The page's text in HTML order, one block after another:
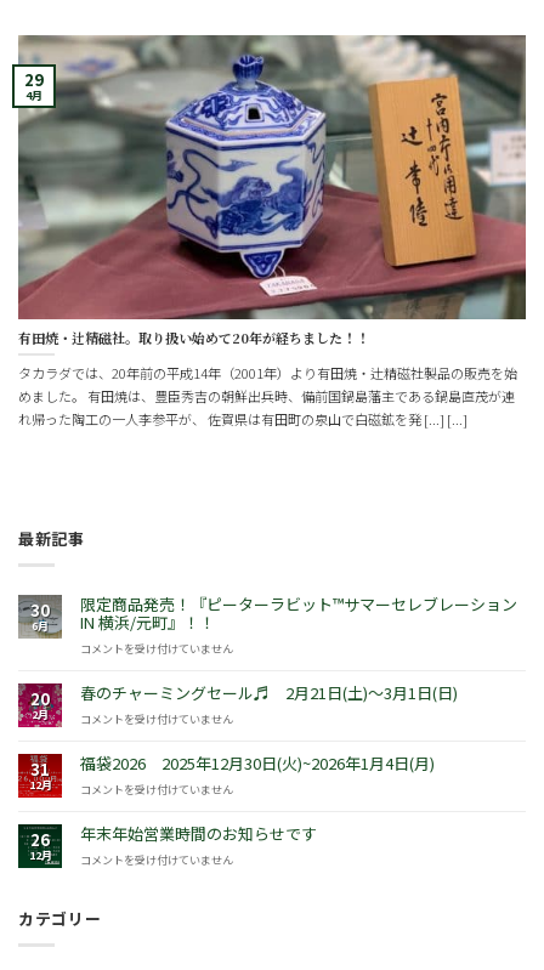
有田焼・辻精磁社。取り扱い始めて20年が経ちました！！
タカラダでは、20年前の平成14年（2001年）より有田焼・辻精磁社製品の販売を始
めました。 有田焼は、豊臣秀吉の朝鮮出兵時、備前国鍋島藩主である鍋島直茂が連
れ帰った陶工の一人李参平が、 佐賀県は有田町の泉山で白磁鉱を発 [...] [...]
29
4月
最新記事
30
6月
限定商品発売！『ピーターラビット™サマーセレブレーション
IN 横浜/元町』！！
限
商
品
発
『ピ
ラ
ビ
™
コメントを受け付けていません
20
2月
春のチャーミングセール♬ 2月21日(土)～3月1日(日)
春
チ
ャ
ー
ン
ル
コメントを受け付けていません
31
12月
福袋2026 2025年12月30日(火)~2026年1月4日(月)
福
2026
2025
年
30
コメントを受け付けていません
26
12月
年末年始営業時間のお知らせです
年
始
コメントを受け付けていません
カテゴリー